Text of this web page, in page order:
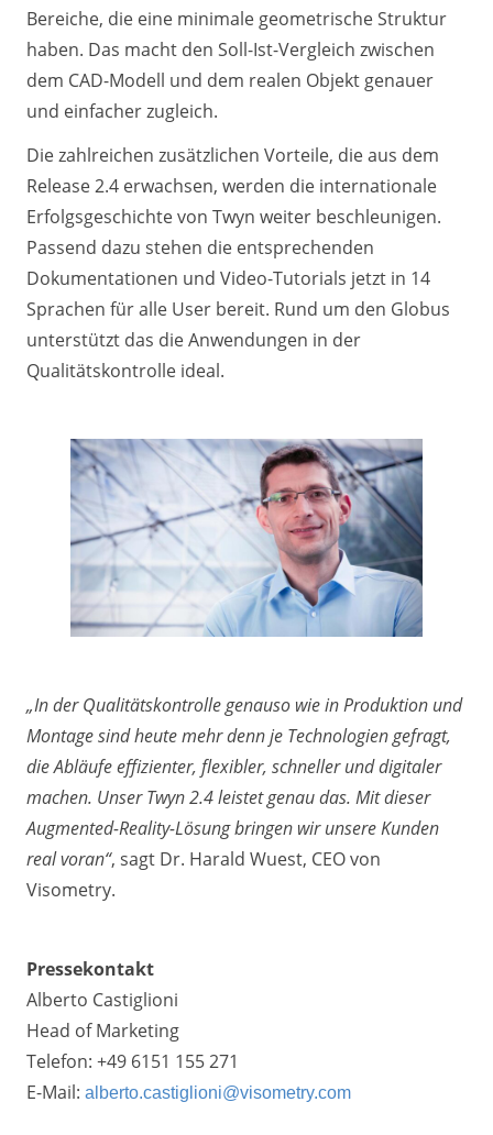
Bereiche, die eine minimale geometrische Struktur
haben. Das macht den Soll-Ist-Vergleich zwischen
dem CAD-Modell und dem realen Objekt genauer
und einfacher zugleich.
Die zahlreichen zusätzlichen Vorteile, die aus dem
Release 2.4 erwachsen, werden die internationale
Erfolgsgeschichte von Twyn weiter beschleunigen.
Passend dazu stehen die entsprechenden
Dokumentationen und Video-Tutorials jetzt in 14
Sprachen für alle User bereit. Rund um den Globus
unterstützt das die Anwendungen in der
Qualitätskontrolle ideal.
„In der Qualitätskontrolle genauso wie in Produktion und
Montage sind heute mehr denn je Technologien gefragt,
die Abläufe effizienter, flexibler, schneller und digitaler
machen. Unser Twyn 2.4 leistet genau das. Mit dieser
Augmented-Reality-Lösung bringen wir unsere Kunden
real voran“, sagt Dr. Harald Wuest, CEO von
Visometry.
Pressekontakt
Alberto Castiglioni
Head of Marketing
Telefon: +49 6151 155 271
E-Mail: alberto.castiglioni@visometry.com